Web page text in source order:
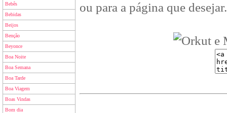
Bebês
Bebidas
Beijos
Benção
Beyonce
Boa Noite
Boa Semana
Boa Tarde
Boa Viagem
Boas Vindas
Bom dia
ou para a página que desejar.